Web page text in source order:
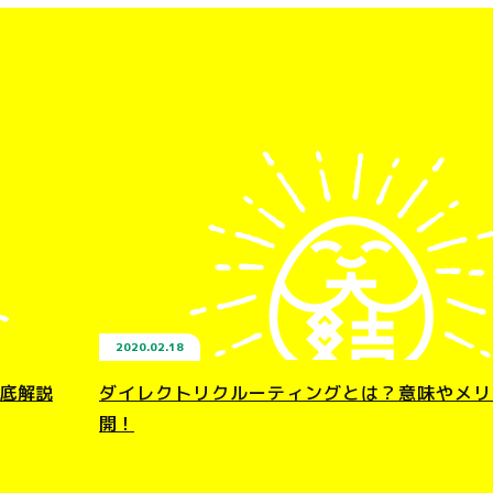
解説
2020.02.18
ダイレクトリクルーティングとは？意味やメ
開！